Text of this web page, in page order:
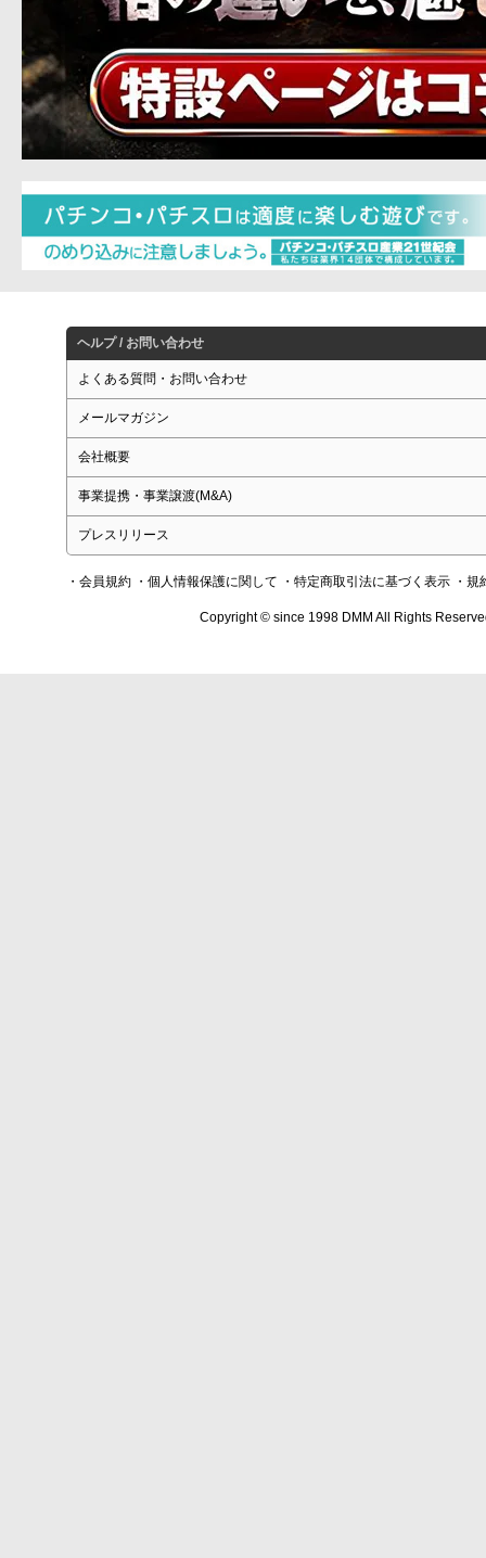
ヘルプ / お問い合わせ
よくある質問・お問い合わせ
メールマガジン
会社概要
事業提携・事業譲渡(M&A)
プレスリリース
・会員規約 ・個人情報保護に関して ・特定商取引法に基づく表示 ・規
Copyright © since 1998 DMM All Rights